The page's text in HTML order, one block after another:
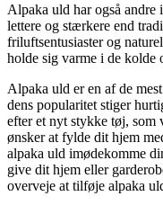
Alpaka uld har også andre
lettere og stærkere end
friluftsentusiaster og
holde sig varme i de kolde
Alpaka uld er en af de
dens popularitet stiger
efter et nyt stykke tøj, som
ønsker at fylde dit hjem
alpaka uld imødekomme
give dit hjem eller
overveje at tilføje alpaka